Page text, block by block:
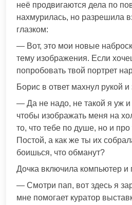
неё продвигаются дела по
нахмурилась, но разрешила
глазком:
— Вот, это мои новые
тему изображения. Если
попробовать твой портрет
Борис в ответ махнул рукой и
— Да не надо, не такой я уж и
чтобы изображать меня на
то, что тебе по душе, но и
Постой, а как же ты их
боишься, что обманут?
Дочка включила компьютер и
— Смотри пап, вот здесь я
мне помогает куратор